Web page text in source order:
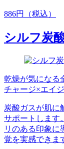
886円（税込）
シルフ炭
乾燥が気になる
チャージ×エイ
炭酸ガスが肌に
サポートします
リのある印象に
覚を実感できま